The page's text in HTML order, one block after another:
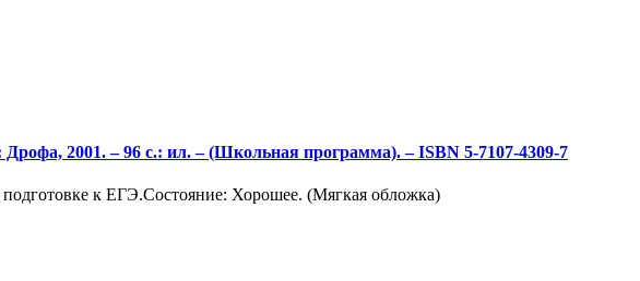
Дрофа, 2001. – 96 с.: ил. – (Школьная программа). – ISBN 5-7107-4309-7
подготовке к ЕГЭ.Состояние: Хорошее. (Мягкая обложка)